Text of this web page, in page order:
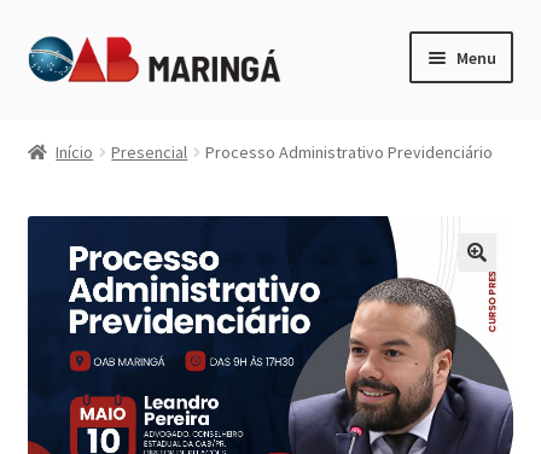
Pular
para
Pular
para
Menu
menu
Início Presencial Processo Administrativo Previdenciário